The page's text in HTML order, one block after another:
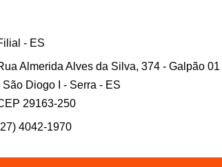
- ES
Almerida Alves da Silva, 374 - Galpão 01
São Diogo I - Serra - ES
29163-250
4042-1970